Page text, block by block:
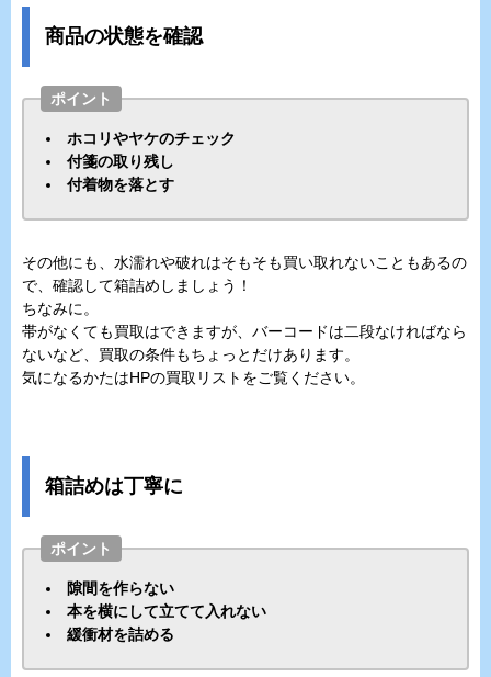
商品の状態を確認
ポイント
ホコリやヤケのチェック
付箋の取り残し
付着物を落とす
その他にも、水濡れや破れはそもそも買い取れないこともあるの
で、確認して箱詰めしましょう！
ちなみに。
帯がなくても買取はできますが、バーコードは二段なければなら
ないなど、買取の条件もちょっとだけあります。
気になるかたはHPの買取リストをご覧ください。
箱詰めは丁寧に
ポイント
隙間を作らない
本を横にして立てて入れない
緩衝材を詰める